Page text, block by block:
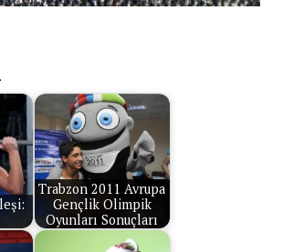
Trabzon 2011 Avrupa
Gençlik Olimpik
Oyunları Sonuçları